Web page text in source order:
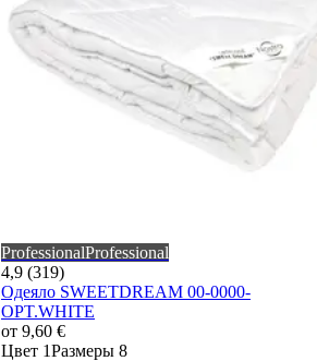
ProfessionalProfessional
4,9 (319)
Одеяло SWEETDREAM 00-0000-
OPT.WHITE
от 9,60 €
Цвет 1Размеры 8